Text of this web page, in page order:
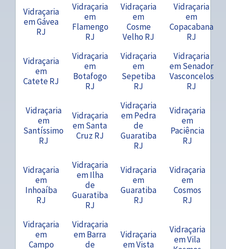
Vidraçaria
em Gávea
RJ
Vidraçaria
em
Flamengo
RJ
Vidraçaria
em
Cosme
Velho RJ
Vidraçaria
em
Copacabana
RJ
Vidraçaria
em
Catete RJ
Vidraçaria
em
Botafogo
RJ
Vidraçaria
em
Sepetiba
RJ
Vidraçaria
em Senador
Vasconcelos
RJ
Vidraçaria
em
Santíssimo
RJ
Vidraçaria
em Santa
Cruz RJ
Vidraçaria
em Pedra
de
Guaratiba
RJ
Vidraçaria
em
Paciência
RJ
Vidraçaria
em
Inhoaíba
RJ
Vidraçaria
em Ilha
de
Guaratiba
RJ
Vidraçaria
em
Guaratiba
RJ
Vidraçaria
em
Cosmos
RJ
Vidraçaria
em
Campo
Vidraçaria
em Barra
de
Vidraçaria
em Vista
Vidraçaria
em Vila